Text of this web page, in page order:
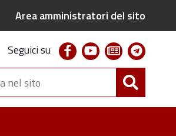
Area amministratori del sito
Seguici su facebookyoutubenewsletter
Cerca
nel
sito